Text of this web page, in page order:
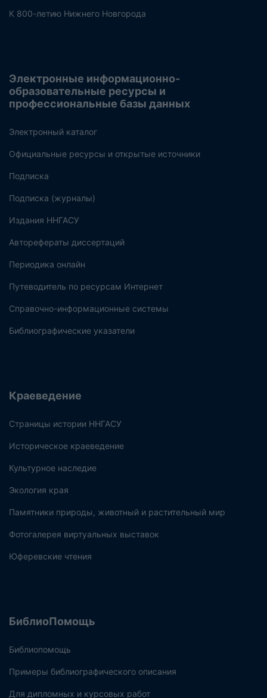
К 800-летию Нижнего Новгорода
Электронные информационно-
образовательные ресурсы и
профессиональные базы данных
Электронный каталог
Официальные ресурсы и открытые источники
Подписка
Подписка (журналы)
Издания ННГАСУ
Авторефераты диссертаций
Периодика онлайн
Путеводитель по ресурсам Интернет
Справочно-информационные системы
Библиографические указатели
Краеведение
Страницы истории ННГАСУ
Историческое краеведение
Культурное наследие
Экология края
Памятники природы, животный и растительный мир
Фотогалерея виртуальных выставок
Юферевские чтения
БиблиоПомощь
Библиопомощь
Примеры библиографического описания
Для дипломных и курсовых работ